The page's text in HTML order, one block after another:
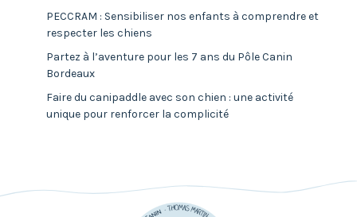
PECCRAM : Sensibiliser nos enfants à comprendre et
respecter les chiens
Partez à l’aventure pour les 7 ans du Pôle Canin
Bordeaux
Faire du canipaddle avec son chien : une activité
unique pour renforcer la complicité